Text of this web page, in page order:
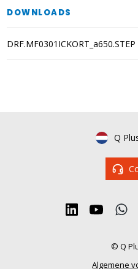
DOWNLOADS
DRF.MF0301ICKORT_a650.STEP
Q
© Q
Algemene